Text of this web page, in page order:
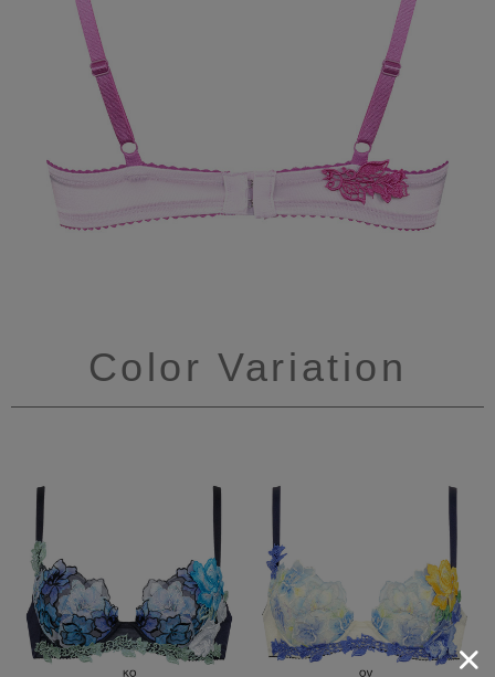
Color Variation